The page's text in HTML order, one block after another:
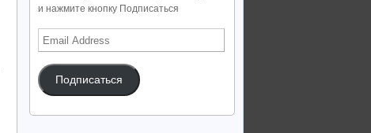
и нажмите кнопку Подписаться
Email
Address
Подписаться